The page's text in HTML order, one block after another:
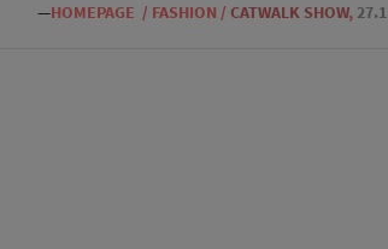
—HOMEPAGE / FASHION / CATWALK SHOW,